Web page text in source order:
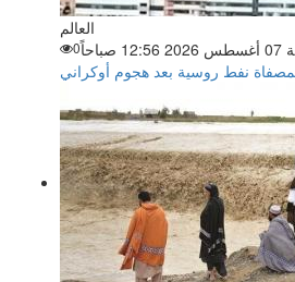
العالم
0
نفط روسية بعد هجوم أوكراني